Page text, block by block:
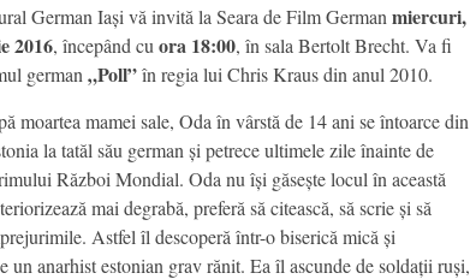
German Iaşi vă invită la Seara de Film German miercuri,
2016, începând cu ora 18:00, în sala Bertolt Brecht. Va fi
german „Poll”în regia lui Chris Kraus din anul 2010.
moartea mamei sale, Oda în vârstă de 14 ani se întoarce din
la tatăl său german și petrece ultimele zile înainte de
Război Mondial. Oda nu îşi găseşte locul în această
mai degrabă, preferă să citească, să scrie și să
Astfel îl descoperă într-o biserică mică şi
un anarhist estonian grav rănit. Ea îl ascunde de soldații ruși,